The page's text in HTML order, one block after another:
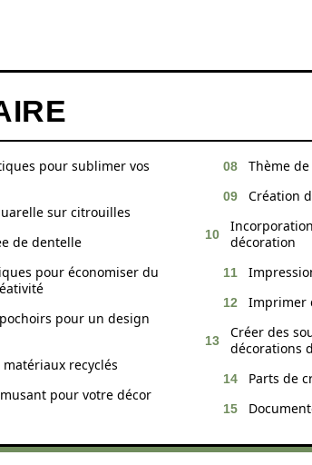
pour sublimer vos
sur citrouilles
de dentelle
pour économiser du
pour un design
matériaux recyclés
pour votre décor
Thème
Création
décoration
Imprimer
Créer des
décorations
Parts de